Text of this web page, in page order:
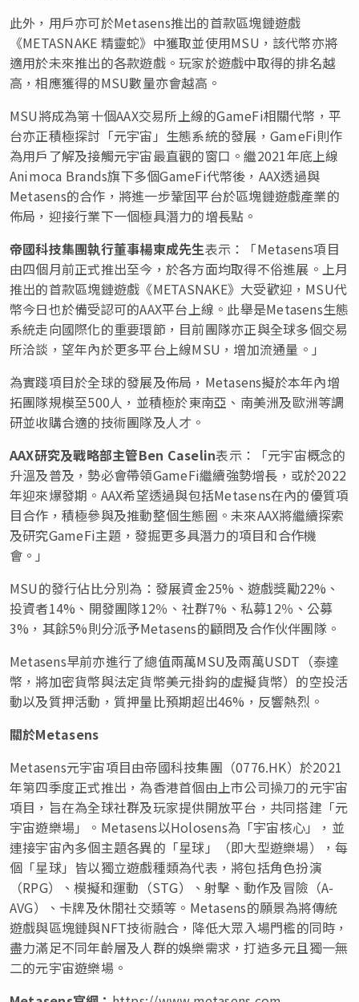
此外，用戶亦可於Metasens推出的首款區塊鏈遊戲
《METASNAKE 精靈蛇》中獲取並使用MSU，該代幣亦將
適用於未來推出的各款遊戲。玩家於遊戲中取得的排名越
高，相應獲得的MSU數量亦會越高。
MSU將成為第十個AAX交易所上線的GameFi相關代幣，平
台亦正積極探討「元宇宙」生態系統的發展，GameFi則作
為用戶了解及接觸元宇宙最直觀的窗口。繼2021年底上線
Animoca Brands旗下多個GameFi代幣後，AAX透過與
Metasens的合作，將進一步鞏固平台於區塊鏈遊戲產業的
佈局，迎接行業下一個極具潛力的增長點。
帝國科技集團執行董事楊東成先生表示：「Metasens項目
由四個月前正式推出至今，於各方面均取得不俗進展。上月
推出的首款區塊鏈遊戲《METASNAKE》大受歡迎，MSU代
幣今日也於備受認可的AAX平台上線。此舉是Metasens生態
系統走向國際化的重要環節，目前團隊亦正與全球多個交易
所洽談，望年內於更多平台上線MSU，增加流通量。」
為實踐項目於全球的發展及佈局，Metasens擬於本年內增
拓團隊規模至500人，並積極於東南亞、南美洲及歐洲等調
研並收購合適的技術團隊及人才。
AAX研究及戰略部主管Ben Caselin表示：「元宇宙概念的
升溫及普及，勢必會帶領GameFi繼續強勢增長，或於2022
年迎來爆發期。AAX希望透過與包括Metasens在內的優質項
目合作，積極參與及推動整個生態圈。未來AAX將繼續探索
及研究GameFi主題，發掘更多具潛力的項目和合作機
會。」
MSU的發行佔比分別為：發展資金25%、遊戲獎勵22%、
投資者14%、開發團隊12％、社群7%、私募12％、公募
3%，其餘5%則分派予Metasens的顧問及合作伙伴團隊。
Metasens早前亦進行了總值兩萬MSU及兩萬USDT（泰達
幣，將加密貨幣與法定貨幣美元掛鈎的虛擬貨幣）的空投活
動以及質押活動，質押量比預期超出46%，反響熱烈。
關於Metasens
Metasens元宇宙項目由帝國科技集團（0776.HK）於2021
年第四季度正式推出，為香港首個由上市公司操刀的元宇宙
項目，旨在為全球社群及玩家提供開放平台，共同搭建「元
宇宙遊樂場」。Metasens以Holosens為「宇宙核心」，並
連接宇宙內多個主題各異的「星球」（即大型遊樂場），每
個「星球」皆以獨立遊戲種類為代表，將包括角色扮演
（RPG）、模擬和運動（STG）、射擊、動作及冒險（A-
AVG）、卡牌及休閒社交類等。Metasens的願景為將傳統
遊戲與區塊鏈與NFT技術融合，降低大眾入場門檻的同時，
盡力滿足不同年齡層及人群的娛樂需求，打造多元且獨一無
二的元宇宙遊樂場。